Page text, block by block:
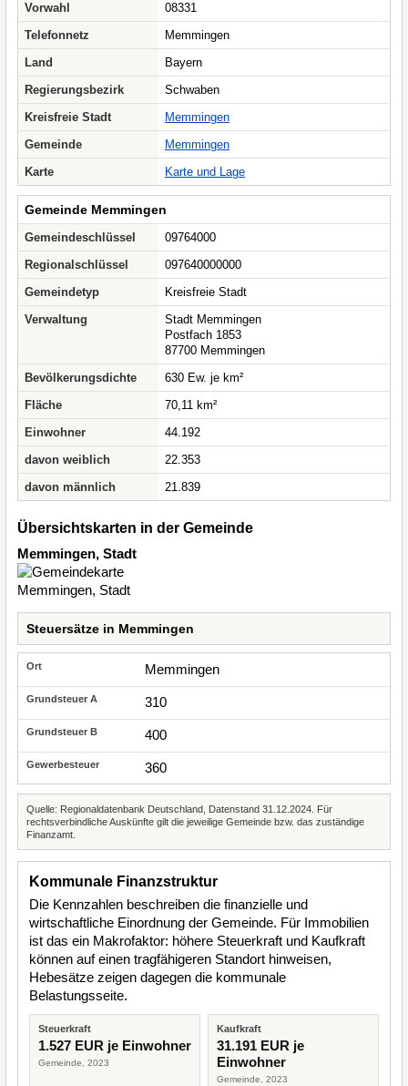
Vorwahl
08331
Telefonnetz
Memmingen
Land
Bayern
Regierungsbezirk
Schwaben
Kreisfreie Stadt
Memmingen
Gemeinde
Memmingen
Karte
Karte und Lage
Gemeinde Memmingen
Gemeindeschlüssel
09764000
Regionalschlüssel
097640000000
Gemeindetyp
Kreisfreie Stadt
Verwaltung
Stadt Memmingen
Postfach 1853
87700 Memmingen
Bevölkerungsdichte
630 Ew. je km²
Fläche
70,11 km²
Einwohner
44.192
davon weiblich
22.353
davon männlich
21.839
Übersichtskarten in der Gemeinde
Memmingen, Stadt
Steuersätze in Memmingen
Memmingen
310
400
360
Quelle: Regionaldatenbank Deutschland, Datenstand 31.12.2024. Für
rechtsverbindliche Auskünfte gilt die jeweilige Gemeinde bzw. das zuständige
Finanzamt.
Kommunale Finanzstruktur
Die Kennzahlen beschreiben die finanzielle und
wirtschaftliche Einordnung der Gemeinde. Für Immobilien
ist das ein Makrofaktor: höhere Steuerkraft und Kaufkraft
können auf einen tragfähigeren Standort hinweisen,
Hebesätze zeigen dagegen die kommunale
Belastungsseite.
Steuerkraft
1.527 EUR je Einwohner
Gemeinde, 2023
Kaufkraft
31.191 EUR je
Einwohner
Gemeinde, 2023